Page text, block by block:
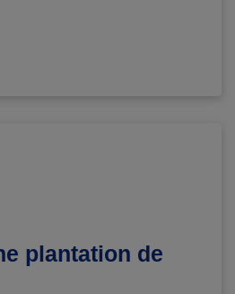
plantation de